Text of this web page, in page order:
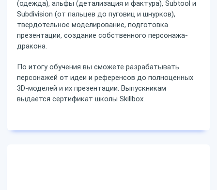
(одежда), альфы (детализация и фактура), Subtool и
Subdivision (от пальцев до пуговиц и шнурков),
твердотельное моделирование, подготовка
презентации, создание собственного персонажа-
дракона.
По итогу обучения вы сможете разрабатывать
персонажей от идеи и референсов до полноценных
3D-моделей и их презентации. Выпускникам
выдается сертификат школы Skillbox.